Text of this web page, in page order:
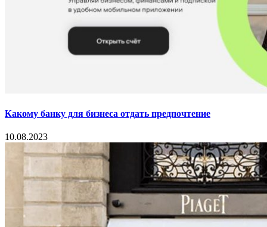
Какому банку для бизнеса отдать предпочтение
10.08.2023